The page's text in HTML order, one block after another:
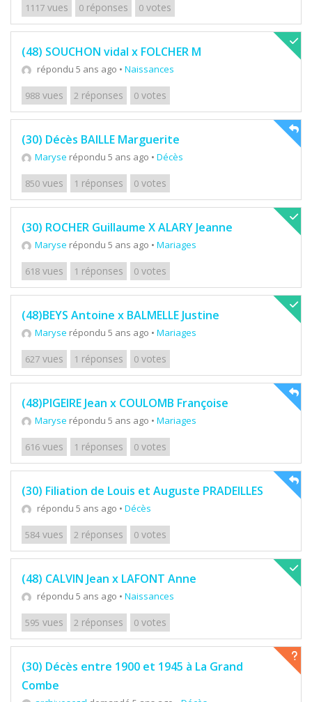
1117 vues 0 réponses 0 votes
(48) SOUCHON vidal x FOLCHER M
répondu 5 ans ago • Naissances
988 vues 2 réponses 0 votes
(30) Décès BAILLE Marguerite
Maryse répondu 5 ans ago • Décès
850 vues 1 réponses 0 votes
(30) ROCHER Guillaume X ALARY Jeanne
Maryse répondu 5 ans ago • Mariages
618 vues 1 réponses 0 votes
(48)BEYS Antoine x BALMELLE Justine
Maryse répondu 5 ans ago • Mariages
627 vues 1 réponses 0 votes
(48)PIGEIRE Jean x COULOMB Françoise
Maryse répondu 5 ans ago • Mariages
616 vues 1 réponses 0 votes
(30) Filiation de Louis et Auguste PRADEILLES
répondu 5 ans ago • Décès
584 vues 2 réponses 0 votes
(48) CALVIN Jean x LAFONT Anne
répondu 5 ans ago • Naissances
595 vues 2 réponses 0 votes
(30) Décès entre 1900 et 1945 à La Grand
Combe